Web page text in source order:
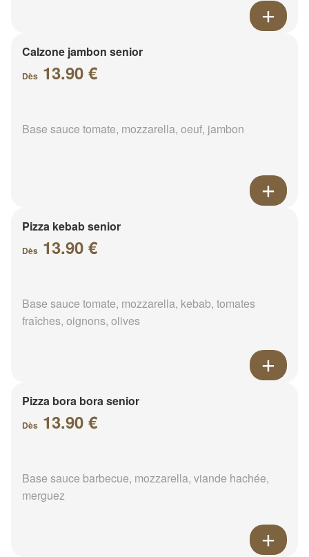
Calzone jambon senior
Dès 13.90 €
Base sauce tomate, mozzarella, oeuf, jambon
Pizza kebab senior
Dès 13.90 €
Base sauce tomate, mozzarella, kebab, tomates
fraîches, oignons, olives
Pizza bora bora senior
Dès 13.90 €
Base sauce barbecue, mozzarella, viande hachée,
merguez